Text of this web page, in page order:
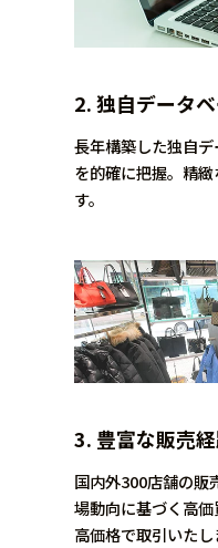
2.独自データ
長年構築した独自
を的確に把握。精
す。
3. 豊富な販売
国内外300店舗の販
場動向に基づく高
高価格で取引いたし